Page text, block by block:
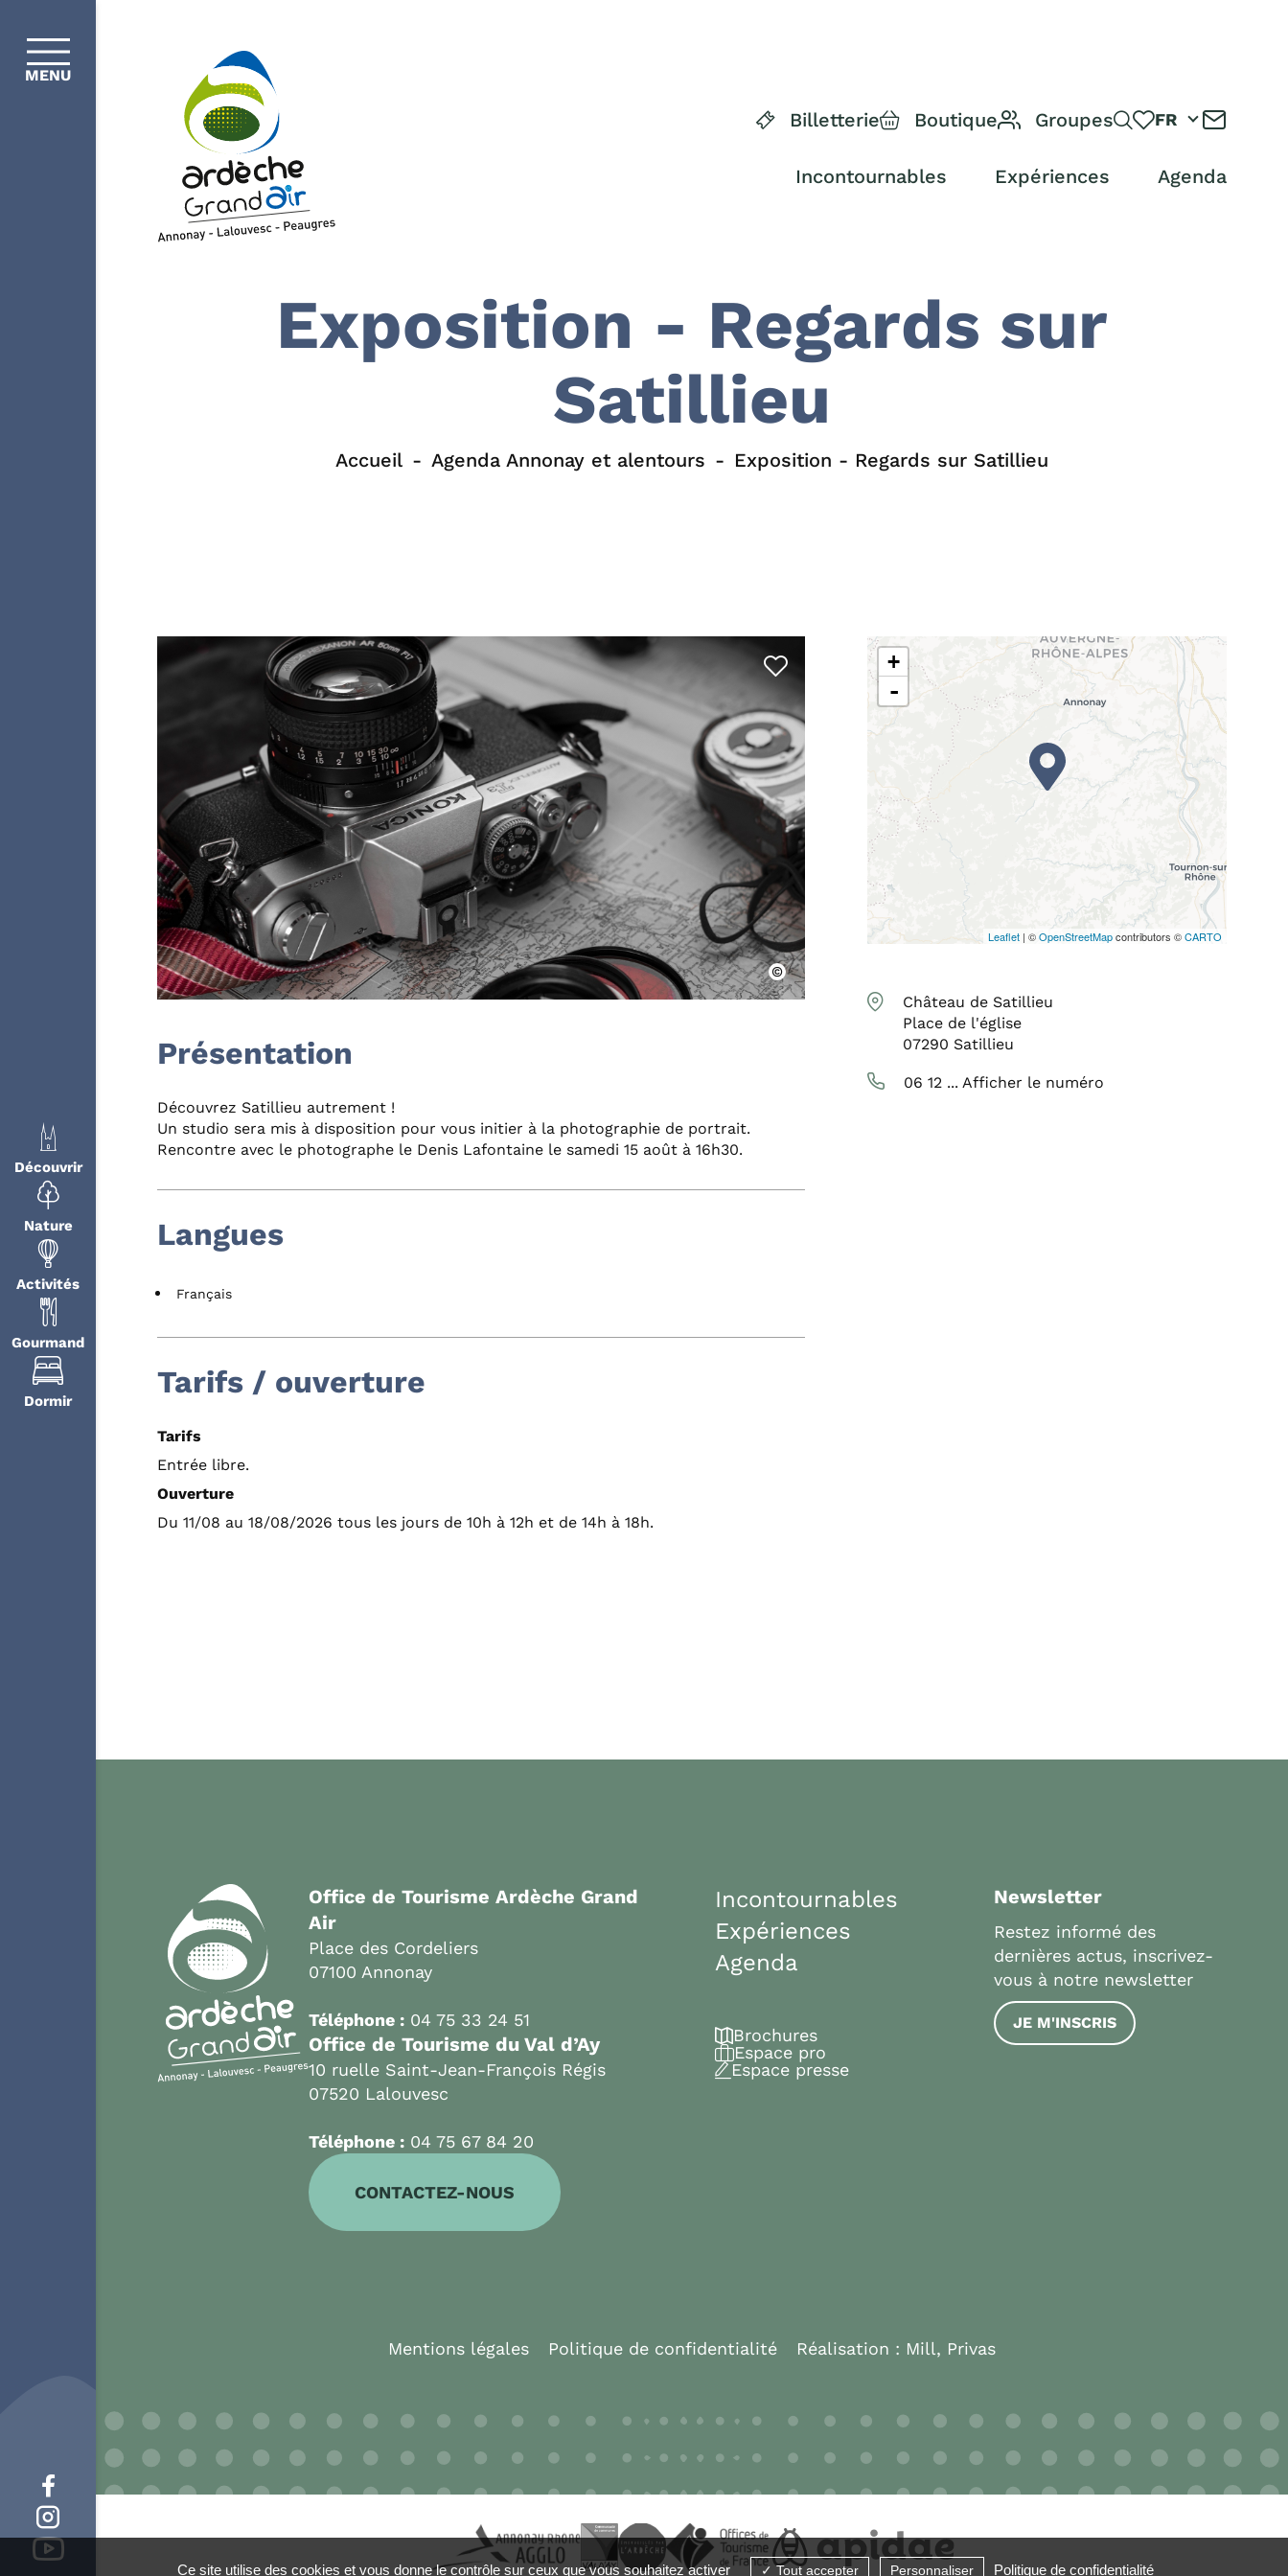
Billetterie Boutique Groupes FR
Incontournables Expériences Agenda
MENU
Découvrir
Nature
Activités
Gourmand
Dormir
Exposition - Regards sur
Satillieu
Accueil Agenda Annonay et alentours Exposition - Regards sur Satillieu
Présentation
Découvrez Satillieu autrement !
Un studio sera mis à disposition pour vous initier à la photographie de portrait.
Rencontre avec le photographe le Denis Lafontaine le samedi 15 août à 16h30.
Langues
Français
Tarifs / ouverture
Tarifs
Entrée libre.
Ouverture
Du 11/08 au 18/08/2026 tous les jours de 10h à 12h et de 14h à 18h.
+
-
Leaflet | ©OpenStreetMapcontributors ©CARTO
Château de Satillieu
Place de l'église
07290 Satillieu
06 12 ... Afficher le numéro
Office de Tourisme Ardèche Grand
Air
Place des Cordeliers
07100 Annonay
Téléphone : 04 75 33 24 51
Office de Tourisme du Val d’Ay
10 ruelle Saint-Jean-François Régis
07520 Lalouvesc
Téléphone : 04 75 67 84 20
CONTACTEZ-NOUS
Incontournables
Expériences
Agenda
Brochures
Espace pro
Espace presse
Newsletter
Restez informé des
dernières actus, inscrivez-
vous à notre newsletter
JE M'INSCRIS
Mentions légales Politique de confidentialité Réalisation : Mill, Privas
Ce site utilise des cookies et vous donne le contrôle sur ceux que vous souhaitez activer Tout accepter Personnaliser Politique de confidentialité